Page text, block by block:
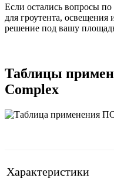
Если остались вопросы
для гроутента,
решение под вашу
Таблицы
Complex
Характеристики